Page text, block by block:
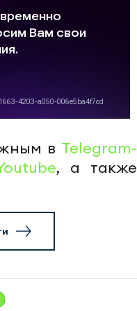
в Telegram-
, а также